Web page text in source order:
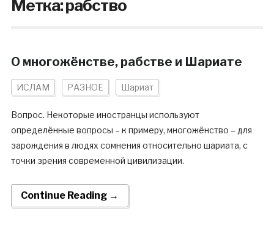
Метка:рабство
О многожёнстве, рабстве и Шариате
ИСЛАМ РАЗНОЕ Шариат
Вопрос. Некоторые иностранцы используют
определённые вопросы – к примеру, многожёнство – для
зарождения в людях сомнения относительно шариата, с
точки зрения современной цивилизации.
Continue Reading →